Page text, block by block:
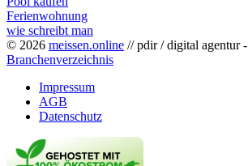
Ferienwohnung
wie schreibt man
© 2026 meissen.online // pdir / digital agentur -
Branchenverzeichnis
Impressum
AGB
Datenschutz